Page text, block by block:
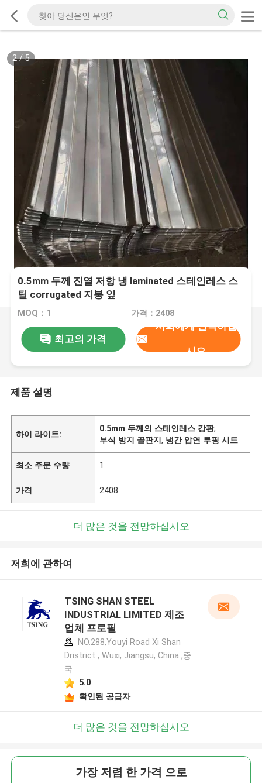
2/5
0.5mm 두께 진열 저항 냉 laminated 스테인레스 스
틸 corrugated 지붕 잎
MOQ：1 가격：2408
최고의 가격
저희에게 연락하십
시오
제품 설명
하이 라이트:
0.5mm 두께의 스테인레스 강판,
부식 방지 골판지, 냉간 압연 루핑 시트
최소 주문 수량 1
가격 2408
더 많은 것을 전망하십시오
저희에 관하여
TSING SHAN STEEL
INDUSTRIAL LIMITED 제조
업체 프로필
NO.288,Youyi Road Xi Shan
Dristrict , Wuxi, Jiangsu, China ,중
국
5.0
확인된 공급자
더 많은 것을 전망하십시오
가장 저렴 한 가격 으로